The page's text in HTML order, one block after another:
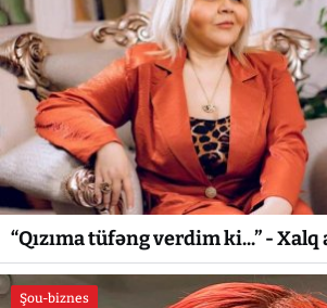
“Qızıma tüfəng verdim ki...” -
Şou-biznes